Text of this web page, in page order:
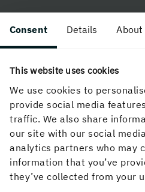
Consent Details About
This website uses cookies
We use cookies to
provide social media
traffic. We also share
our site with our social
analytics partners who may
information that you’ve
they’ve collected from your
Trikåfabriken